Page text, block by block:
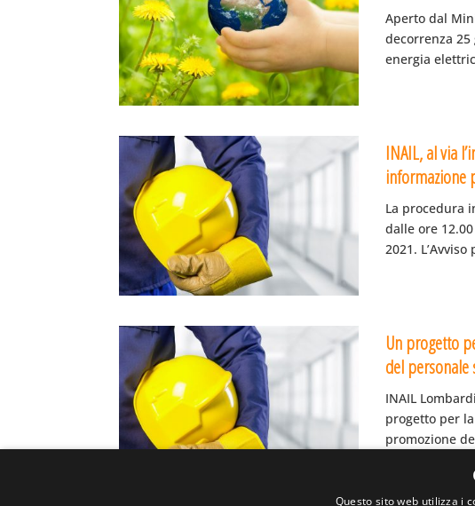
Aperto dal
decorrenza 25
energia
INAIL, al via
informazione
La procedura
dalle ore
2021.
Un progetto
del personale
INAIL
progetto per
promozione
Questo sito web utilizza i